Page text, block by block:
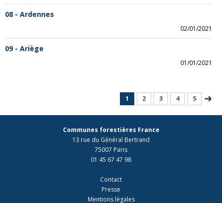
08 - Ardennes
02/01/2021
09 - Ariège
01/01/2021
1 2 3 4 5
Communes forestières France
13 rue du Général Bertrand
75007 Paris
01 45 67 47 98
Contact
Presse
Mentions légales